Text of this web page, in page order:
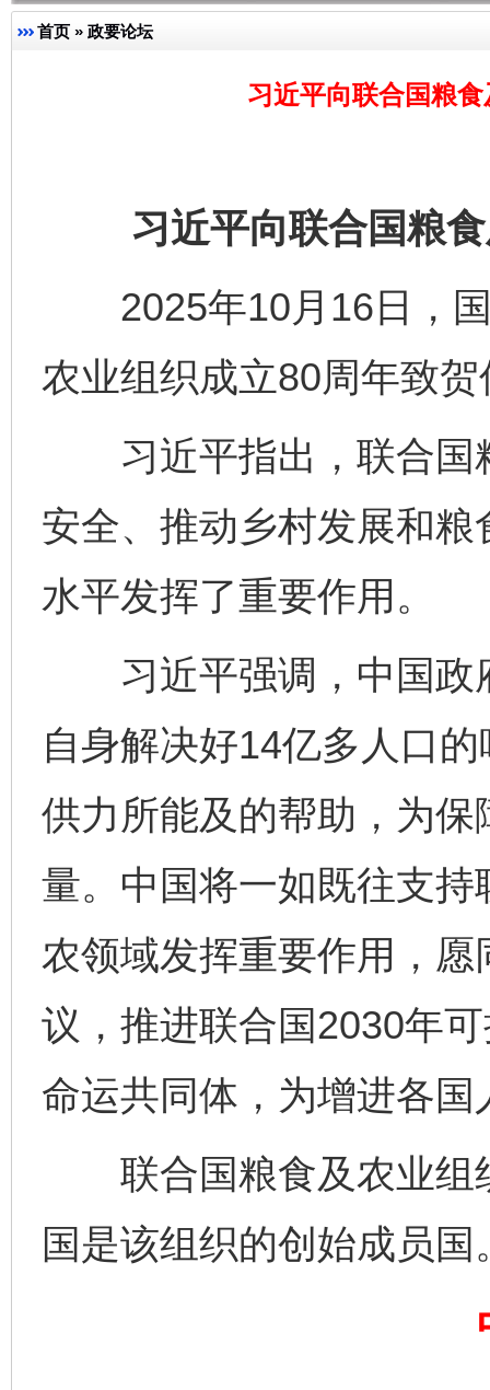
首页 » 政要论坛
习近平向联合国粮
习近平向联合国粮食
2025年10月16日，国
农业组织成立80周年致贺
习近平指出，联合国
安全、推动乡村发展和
水平发挥了重要作用。
习近平强调，中国政
自身解决好14亿多人口
供力所能及的帮助，为
量。中国将一如既往支
农领域发挥重要作用，
议，推进联合国2030年
命运共同体，为增进各
联合国粮食及农业组
国是该组织的创始成员国
完善运行机制助力责任有效落实